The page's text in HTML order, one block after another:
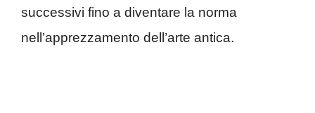
successivi fino a diventare la norma
nell’apprezzamento dell’arte antica.